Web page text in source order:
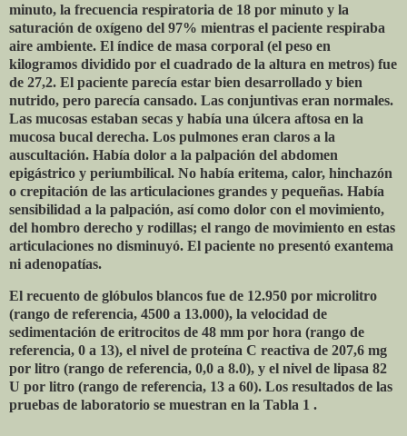
minuto, la frecuencia respiratoria de 18 por minuto y la
saturación de oxígeno del 97% mientras el paciente respiraba
aire ambiente. El índice de masa corporal (el peso en
kilogramos dividido por el cuadrado de la altura en metros) fue
de 27,2. El paciente parecía estar bien desarrollado y bien
nutrido, pero parecía cansado. Las conjuntivas eran normales.
Las mucosas estaban secas y había una úlcera aftosa en la
mucosa bucal derecha. Los pulmones eran claros a la
auscultación. Había dolor a la palpación del abdomen
epigástrico y periumbilical. No había eritema, calor, hinchazón
o crepitación de las articulaciones grandes y pequeñas. Había
sensibilidad a la palpación, así como dolor con el movimiento,
del hombro derecho y rodillas; el rango de movimiento en estas
articulaciones no disminuyó. El paciente no presentó exantema
ni adenopatías.
El recuento de glóbulos blancos fue de 12.950 por microlitro
(rango de referencia, 4500 a 13.000), la velocidad de
sedimentación de eritrocitos de 48 mm por hora (rango de
referencia, 0 a 13), el nivel de proteína C reactiva de 207,6 mg
por litro (rango de referencia, 0,0 a 8.0), y el nivel de lipasa 82
U por litro (rango de referencia, 13 a 60). Los resultados de las
pruebas de laboratorio se muestran en la Tabla 1 .